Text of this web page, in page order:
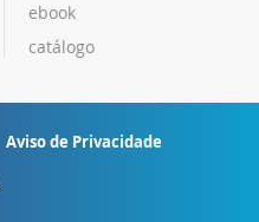
ebook
catálogo
Aviso de Privacidade